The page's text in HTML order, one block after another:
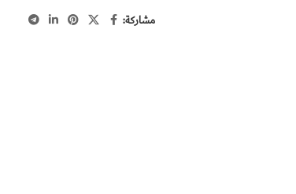
مشاركة: